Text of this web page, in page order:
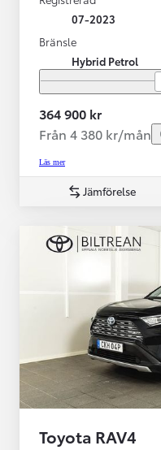
07-2023
Bränsle
Hybrid Petrol
364 900 kr
Från 4 380 kr/mån
Läs mer
Jämförelse
Toyota RAV4